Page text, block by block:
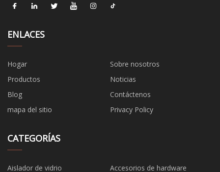
ENLACES
Hogar
Sobre nosotros
Productos
Noticias
Blog
Contáctenos
mapa del sitio
Privacy Policy
CATEGORÍAS
Aislador de vidrio Accesorios de hardware